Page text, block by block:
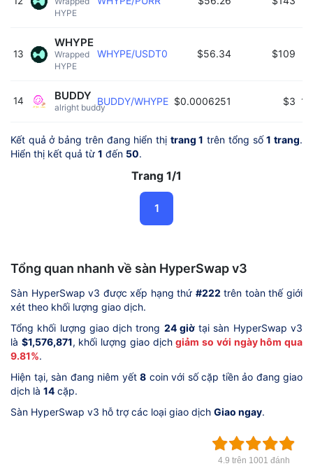
HYPE
13
Wrapped
HYPE
WHYPE
WHYPE/USDT0 $56.34 $109
14
alright buddy
BUDDY BUDDY/WHYPE $0.0006251 $3
Kết quả ở bảng trên đang hiển thị trang 1 trên tổng số1 trang.
Hiển thị kết quả từ 1 đến 50.
Trang 1/1
1
Tổng quan nhanh về sàn HyperSwap v3
Sàn HyperSwap v3 được xếp hạng thứ #222 trên toàn thế giới
xét theo khối lượng giao dịch.
Tổng khối lượng giao dịch trong 24 giờtại sàn HyperSwap v3
là $1,576,871, khối lượng giao dịchgiảm so với ngày hôm qua
9.81%.
Hiện tại, sàn đang niêm yết 8 coin với số cặp tiền ảo đang giao
dịch là 14 cặp.
Sàn HyperSwap v3 hỗ trợ các loại giao dịch Giao ngay.
4.9 trên 1001 đánh